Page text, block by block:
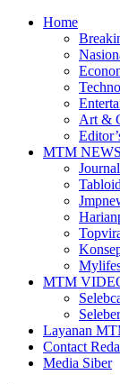
Home
Art &
MTM NEWS
MTM
Layanan
Contact
Media Siber